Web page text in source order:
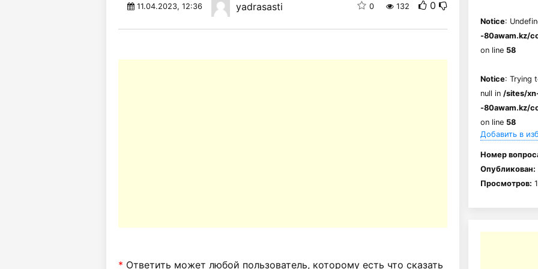
11.04.2023, 12:36 yadrasasti 0 132 0
* Ответить может любой пользователь, которому есть что сказать
Notice:
-80awam.kz/
on line 58
Notice: Trying
null in /sites/
-80awam.kz/
on line 58
Добавить в
Номер
Опубликован:
Просмотров: